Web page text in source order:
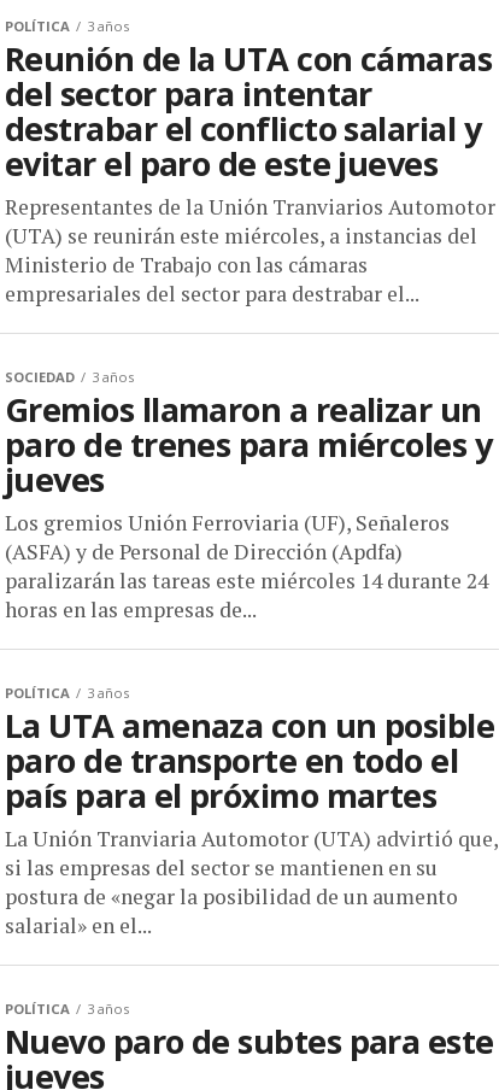
POLÍTICA 3 años
Reunión de la UTA con cámaras
del sector para intentar
destrabar el conflicto salarial y
evitar el paro de este jueves
Representantes de la Unión Tranviarios Automotor
(UTA) se reunirán este miércoles, a instancias del
Ministerio de Trabajo con las cámaras
empresariales del sector para destrabar el...
SOCIEDAD 3 años
Gremios llamaron a realizar un
paro de trenes para miércoles y
jueves
Los gremios Unión Ferroviaria (UF), Señaleros
(ASFA) y de Personal de Dirección (Apdfa)
paralizarán las tareas este miércoles 14 durante 24
horas en las empresas de...
POLÍTICA 3 años
La UTA amenaza con un posible
paro de transporte en todo el
país para el próximo martes
La Unión Tranviaria Automotor (UTA) advirtió que,
si las empresas del sector se mantienen en su
postura de «negar la posibilidad de un aumento
salarial» en el...
POLÍTICA 3 años
Nuevo paro de subtes para este
jueves